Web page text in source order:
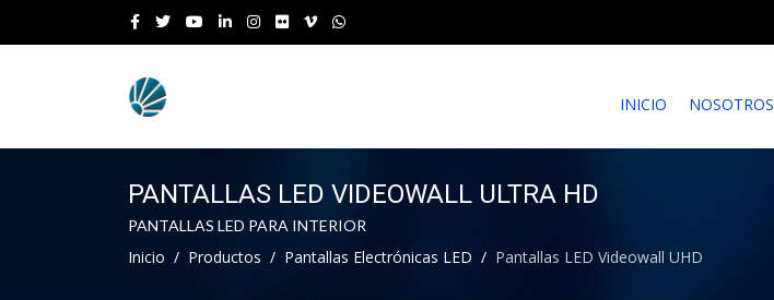
INICIO NOSOTROS
PANTALLAS LED VIDEOWALL ULTRA HD
PANTALLAS LED PARA INTERIOR
Inicio Productos Pantallas Electrónicas LED Pantallas LED Videowall UHD